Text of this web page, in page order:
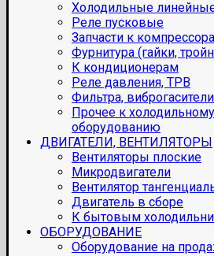
Холодильные
Реле пусковые
Запчасти к
Фурнитура (гайки,
К кондиционерам
Реле давления, ТРВ
Фильтра, виброгасители
Прочее к холодильному
оборудованию
ДВИГАТЕЛИ, ВЕНТИЛЯТОРЫ
Вентиляторы плоские
Микродвигатели
Вентилятор
Двигатель в сборе
К бытовым
ОБОРУДОВАНИЕ
Оборудование на